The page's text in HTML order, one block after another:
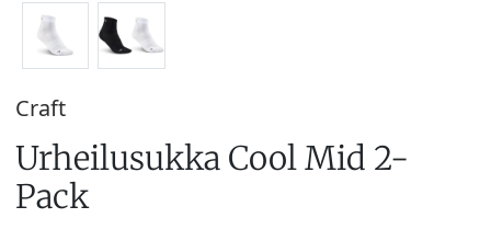
Craft
Urheilusukka Cool Mid 2-
Pack